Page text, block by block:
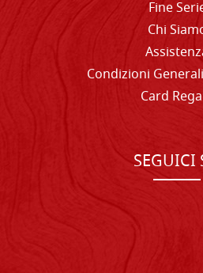
Fine
Chi
Condizioni
Card
SEGUICI